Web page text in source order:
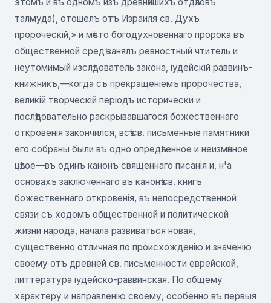
талмуда), отошелъ отъ Израиля св. Духъ
пророческій,» и мѣсто богодухновеннаго пророка въ
общественной средѣ занялъ ревностный чтитель и
неутомимый изслѣдователь закона, іудейскій раввинъ-
книжникъ,—когда съ прекращеніемъ пророчества,
великій творческій періодъ исторически и
послѣдовательно раскрывавшагося божественнаго
откровенія закончился, всѣ св. письменные памятники
его собраны были въ одно опредѣленное и неизмѣнное
цѣлое—въ одинъ канонъ священнаго писанія и, н'а
основахъ заключеннаго въ канонѣ св. книгъ
божественнаго откровенія, въ непосредственной
связи съ ходомъ общественной и политической
жизни народа, начала развиваться новая,
существенно отличная по происхожденію и значенію
своему отъ древней св. письменности еврейской,
литтература іудейско-раввинская. По общему
характеру и направленію своему, особенно въ первыя